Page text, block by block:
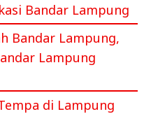
Bandar Lampung
Bandar Lampung,
Lampung
di Lampung